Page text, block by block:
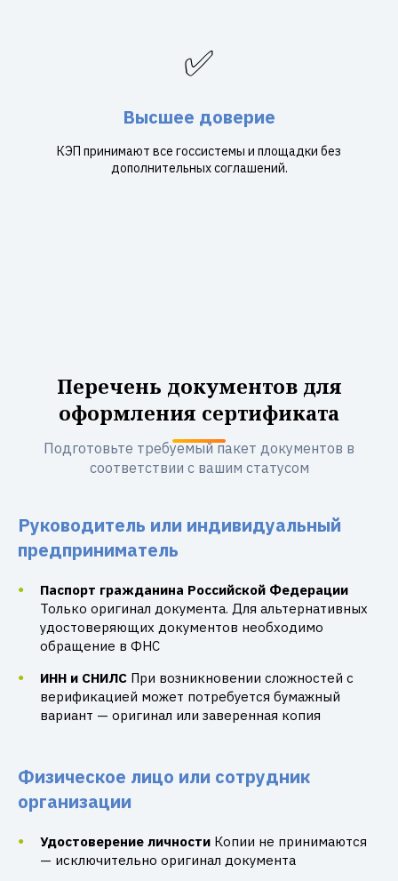
✅
Высшее доверие
КЭП принимают все госсистемы и площадки без
дополнительных соглашений.
Перечень документов для
оформления сертификата
Подготовьте требуемый пакет документов в
соответствии с вашим статусом
Руководитель или индивидуальный
предприниматель
Паспорт гражданина Российской Федерации
Только оригинал документа. Для альтернативных
удостоверяющих документов необходимо
обращение в ФНС
ИНН и СНИЛС При возникновении сложностей с
верификацией может потребуется бумажный
вариант — оригинал или заверенная копия
Физическое лицо или сотрудник
организации
Удостоверение личности Копии не принимаются
— исключительно оригинал документа